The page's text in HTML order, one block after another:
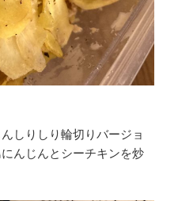
しりしり輪切りバージョ
んじんとシーチキンを炒